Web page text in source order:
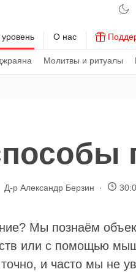
Молитвы и ритуалы
О нас
Д-р Александр Берзин
Мы познаём
или с помощью
точно, и часто мы не